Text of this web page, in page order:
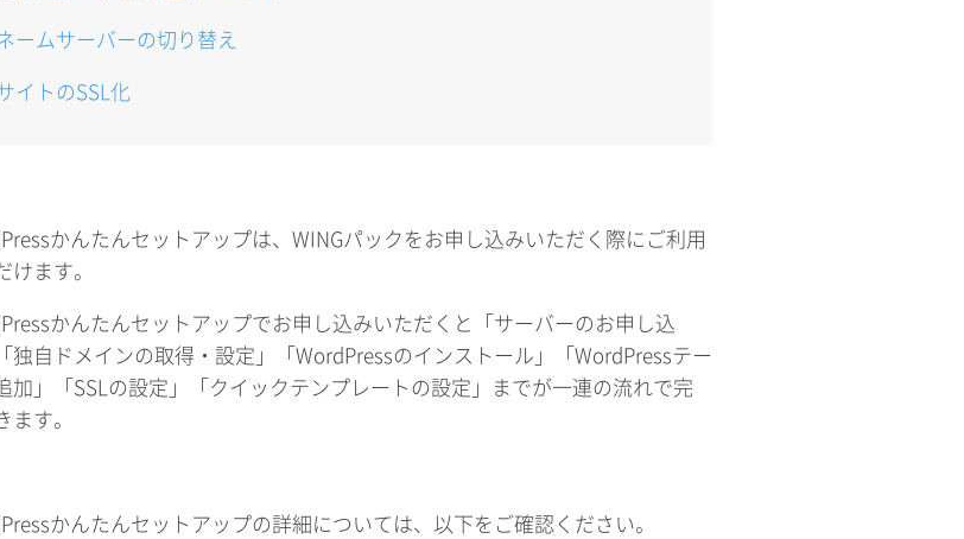
ームサーバーの切り替え
イトのSSL化
かんたんセットアップは、WINGパックをお申し込みいただく際にご利用
けます。
かんたんセットアップでお申し込みいただくと「サーバーのお申し込
独自ドメインの取得・設定」「WordPressのインストール」「WordPressテー
加」「SSLの設定」「クイックテンプレートの設定」までが一連の流れで完
ます。
かんたんセットアップの詳細については、以下をご確認ください。